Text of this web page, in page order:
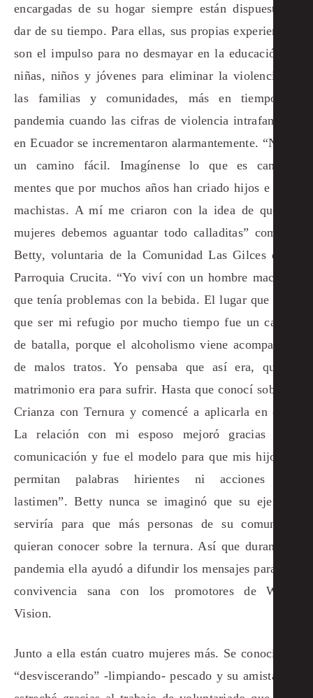
encargadas de su hogar siempre están dispuestas a
dar de su tiempo. Para ellas, sus propias experiencias
son el impulso para no desmayar en la educación de
niñas, niños y jóvenes para eliminar la violencia de
las familias y comunidades, más en tiempo de
pandemia cuando las cifras de violencia intrafamiliar
en Ecuador se incrementaron alarmantemente. “No es
un camino fácil. Imagínense lo que es cambiar
mentes que por muchos años han criado hijos e hijas
machistas. A mí me criaron con la idea de que las
mujeres debemos aguantar todo calladitas” comenta
Betty, voluntaria de la Comunidad Las Gilces de la
Parroquia Crucita. “Yo viví con un hombre machista
que tenía problemas con la bebida. El lugar que tenía
que ser mi refugio por mucho tiempo fue un campo
de batalla, porque el alcoholismo viene acompañado
de malos tratos. Yo pensaba que así era, que el
matrimonio era para sufrir. Hasta que conocí sobre la
Crianza con Ternura y comencé a aplicarla en casa.
La relación con mi esposo mejoró gracias a la
comunicación y fue el modelo para que mis hijos no
permitan palabras hirientes ni acciones que
lastimen”. Betty nunca se imaginó que su ejemplo
serviría para que más personas de su comunidad
quieran conocer sobre la ternura. Así que durante la
pandemia ella ayudó a difundir los mensajes para una
convivencia sana con los promotores de World
Vision.
Junto a ella están cuatro mujeres más. Se conocieron
“desviscerando” -limpiando- pescado y su amistad se